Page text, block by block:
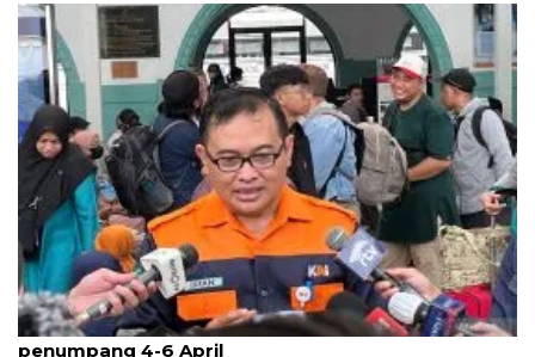
KAI Daop 1 Jakarta prediksi puncak arus balik
penumpang 4-6 April